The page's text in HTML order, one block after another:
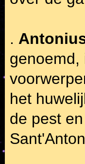
.
genoemd,
het
de pest